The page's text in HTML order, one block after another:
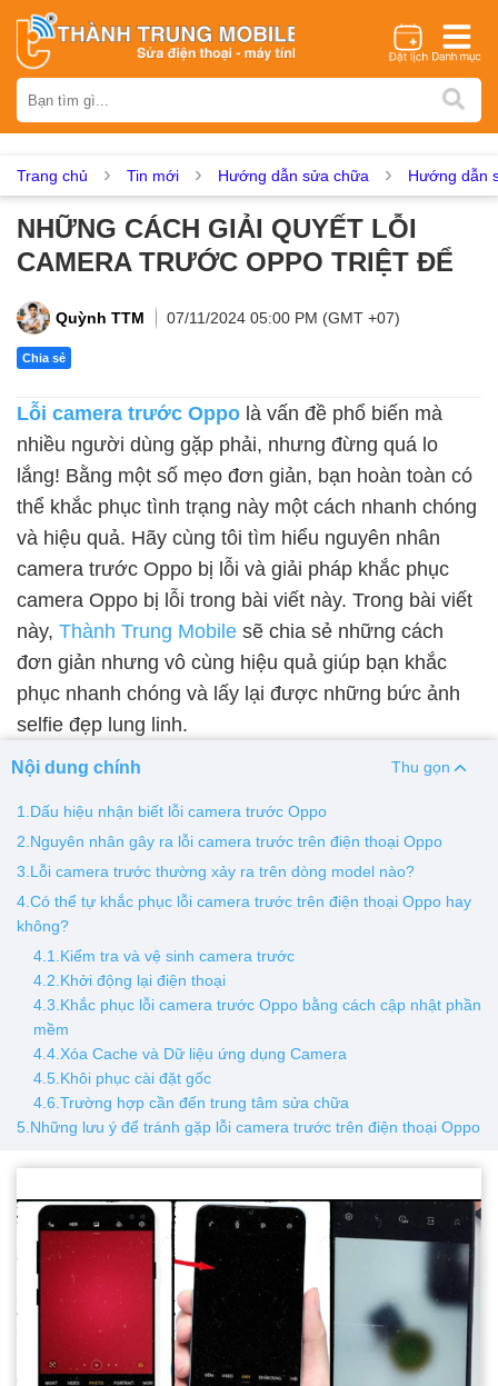
iPhone Samsung Oppo Xiaomi Realme Vivo
Nokia
Asus Sony Vertu LG Tecno
Dịch vụ sửa chữa
Thay camera
Thay loa Thay kính lưng Thay vỏ Thay chân sạc
Màn hình Xiaomi Màn hình Realme Màn hình Vivo
Màn hình Vsmart Màn hình Google Pixel
Thay pin
Pin iPhone Pin Samsumg Pin Oppo Pin Xiaomi
Pin Realme
Thay vỏ
Vỏ iPhone Vỏ Samsung Vỏ Xiaomi Vỏ Oppo
Vỏ Huawei
Trang chủ Tin mới Hướng dẫn sửa chữa Hướng dẫn
NHỮNG CÁCH GIẢI QUYẾT LỖI
CAMERA TRƯỚC OPPO TRIỆT ĐỂ
Quỳnh TTM 07/11/2024 05:00 PM (GMT +07)
Chia sẻ
Lỗi camera trước Oppo là vấn đề phổ biến mà
nhiều người dùng gặp phải, nhưng đừng quá lo
lắng! Bằng một số mẹo đơn giản, bạn hoàn toàn có
thể khắc phục tình trạng này một cách nhanh chóng
và hiệu quả. Hãy cùng tôi tìm hiểu nguyên nhân
camera trước Oppo bị lỗi và giải pháp khắc phục
camera Oppo bị lỗi trong bài viết này. Trong bài viết
này, Thành Trung Mobile sẽ chia sẻ những cách
đơn giản nhưng vô cùng hiệu quả giúp bạn khắc
phục nhanh chóng và lấy lại được những bức ảnh
selfie đẹp lung linh.
Nội dung chính Thu gọn
1.Dấu hiệu nhận biết lỗi camera trước Oppo
2.Nguyên nhân gây ra lỗi camera trước trên điện thoại Oppo
3.Lỗi camera trước thường xảy ra trên dòng model nào?
4.Có thể tự khắc phục lỗi camera trước trên điện thoại Oppo hay
không?
4.1.Kiểm tra và vệ sinh camera trước
4.2.Khởi động lại điện thoại
4.3.Khắc phục lỗi camera trước Oppo bằng cách cập nhật phần
mềm
4.4.Xóa Cache và Dữ liệu ứng dụng Camera
4.5.Khôi phục cài đặt gốc
4.6.Trường hợp cần đến trung tâm sửa chữa
5.Những lưu ý để tránh gặp lỗi camera trước trên điện thoại Oppo